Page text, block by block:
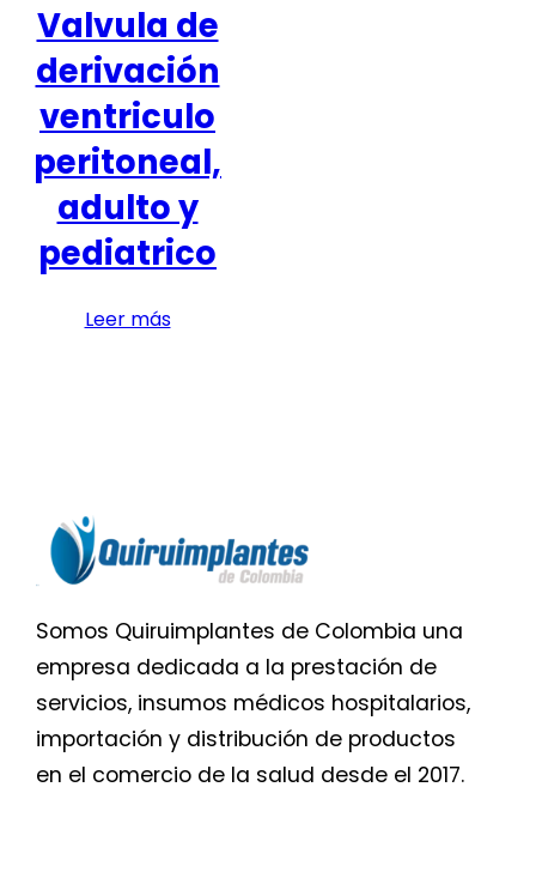
Valvula de
derivación
ventriculo
peritoneal,
adulto y
pediatrico
Leer más
Somos Quiruimplantes de Colombia una
empresa dedicada a la prestación de
servicios, insumos médicos hospitalarios,
importación y distribución de productos
en el comercio de la salud desde el 2017.